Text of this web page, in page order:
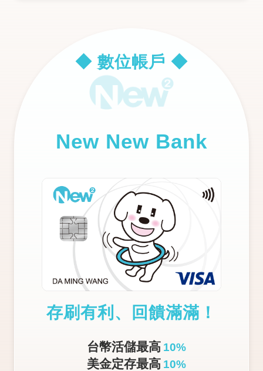
◆ 數位帳戶 ◆
New New Bank
存刷有利、回饋滿滿！
台幣活儲最高 10%
美金定存最高 10%